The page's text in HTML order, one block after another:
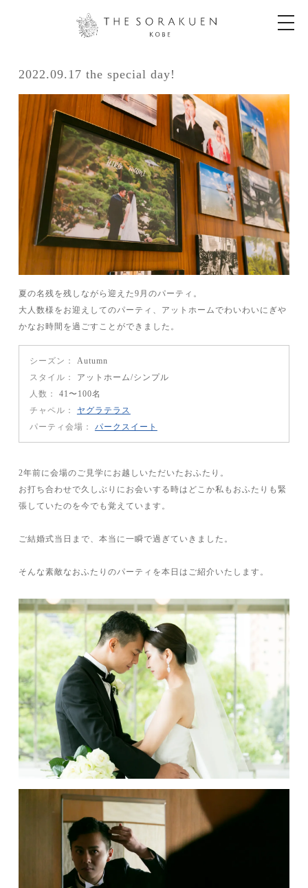
t
o
a
v
g
a
n
2022.09.17 the special day!
夏の名残を残しながら迎えた9月のパーティ。
大人数様をお迎えしてのパーティ、アットホームでわいわいにぎや
かなお時間を過ごすことができました。
シーズン
Autumn
スタイル
アットホーム シンプル
人数
41〜100名
チャペル
ヤグラテラス
パーティ会場
パークスイート
2年前に会場のご見学にお越しいただいたおふたり。
お打ち合わせで久しぶりにお会いする時はどこか私もおふたりも緊
張していたのを今でも覚えています。
ご結婚式当日まで、本当に一瞬で過ぎていきました。
そんな素敵なおふたりのパーティを本日はご紹介いたします。